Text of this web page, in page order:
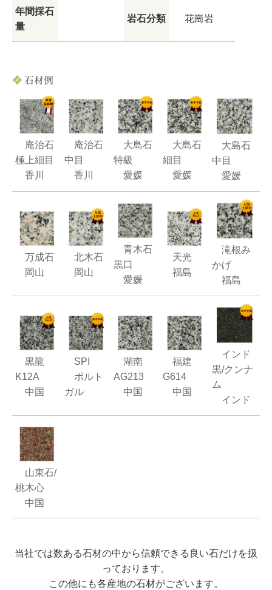
年間採石
量
岩石分類 花崗岩
庵治石
極上細目
香川
庵治石
中目
香川
大島石
特級
愛媛
大島石
細目
愛媛
大島石
中目
愛媛
万成石
岡山
北木石
岡山
青木石
黒口
愛媛
天光
福島
滝根み
かげ
福島
黒龍
K12A
中国
SPI
ポルト
ガル
湖南
AG213
中国
福建
G614
中国
インド
黒/クンナ
ム
インド
山東石/
桃木心
中国
当社では数ある石材の中から信頼できる良い石だけを扱
っております。
この他にも各産地の石材がございます。